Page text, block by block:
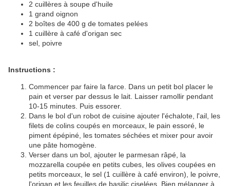
2 cuillères à soupe d'huile
1 grand oignon
2 boîtes de 400 g de tomates pelées
1 cuillère à café d'origan sec
sel, poivre
Instructions :
Commencer par faire la farce. Dans un petit bol placer le
pain et verser par dessus le lait. Laisser ramollir pendant
10-15 minutes. Puis essorer.
Dans le bol d'un robot de cuisine ajouter l'échalote, l'ail, les
filets de colins coupés en morceaux, le pain essoré, le
piment épépiné, les tomates séchées et mixer pour avoir
une pâte homogène.
Verser dans un bol, ajouter le parmesan râpé, la
mozzarella coupée en petits cubes, les olives coupées en
petits morceaux, le sel (1 cuillère à café environ), le poivre,
l'origan et les feuilles de basilic ciselées. Bien mélanger à